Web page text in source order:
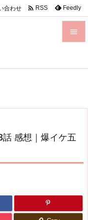

次へ
検索
合わせ  RSS Feedly
感想｜爆イケ五